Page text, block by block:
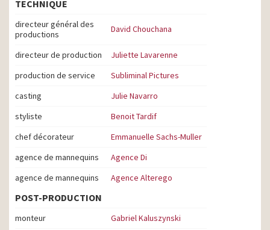
TECHNIQUE
directeur général des
productions
David Chouchana
directeur de production
Juliette Lavarenne
production de service
Subliminal Pictures
casting
Julie Navarro
styliste
Benoit Tardif
chef décorateur
Emmanuelle Sachs-Muller
agence de mannequins
Agence Di
agence de mannequins
Agence Alterego
POST-PRODUCTION
monteur
Gabriel Kaluszynski